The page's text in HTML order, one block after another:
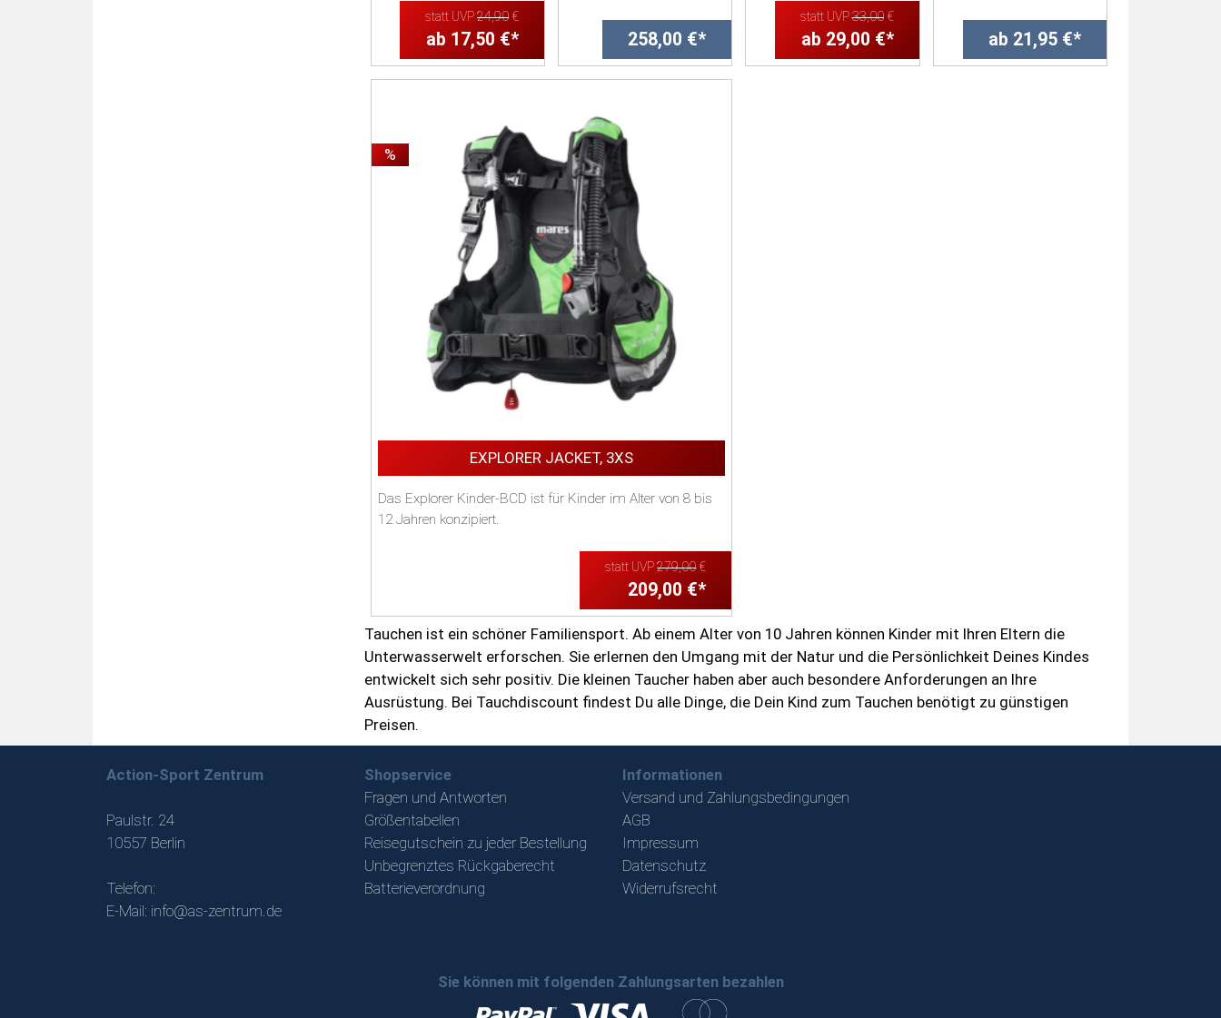
◊ Weiches, hypoallergenes
Silikon-Mundst&...
statt UVP24,90€
ab 17,50 €* 258,00 €*
statt UVP33,00€
ab 29,00 €* ab 21,95 €*
%
EXPLORER JACKET, 3XS
Das Explorer Kinder-BCD ist für Kinder im Alter von 8 bis
12 Jahren konzipiert.
statt UVP279,00€
209,00 €*
Tauchen ist ein schöner Familiensport. Ab einem Alter von 10 Jahren können Kinder mit Ihren Eltern die
Unterwasserwelt erforschen. Sie erlernen den Umgang mit der Natur und die Persönlichkeit Deines Kindes
entwickelt sich sehr positiv. Die kleinen Taucher haben aber auch besondere Anforderungen an Ihre
Ausrüstung. Bei Tauchdiscount findest Du alle Dinge, die Dein Kind zum Tauchen benötigt zu günstigen
Preisen.
Action-Sport Zentrum
Paulstr. 24
10557 Berlin
Telefon:
E-Mail: info@as-zentrum.de
Shopservice
Fragen und Antworten
Größentabellen
Reisegutschein zu jeder Bestellung
Unbegrenztes Rückgaberecht
Batterieverordnung
Informationen
Versand und Zahlungsbedingungen
AGB
Impressum
Datenschutz
Widerrufsrecht
Sie können mit folgenden Zahlungsarten bezahlen